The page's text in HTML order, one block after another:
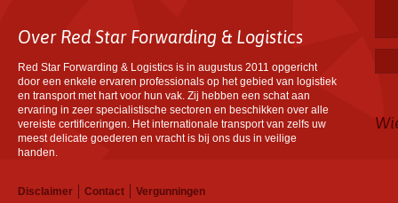
Over Red Star Forwarding & Logistics
Red Star Forwarding & Logistics is in augustus 2011 opgericht
door een enkele ervaren professionals op het gebied van logistiek
en transport met hart voor hun vak. Zij hebben een schat aan
ervaring in zeer specialistische sectoren en beschikken over alle
vereiste certificeringen. Het internationale transport van zelfs uw
meest delicate goederen en vracht is bij ons dus in veilige
handen.
Disclaimer Contact
Vergunningen